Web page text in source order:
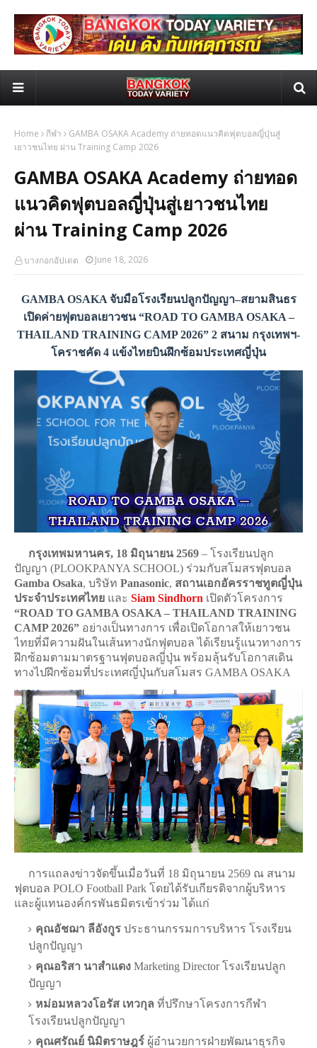
Home กีฬา
GAMBA OSAKA Academy ถ่ายทอดแนวคิดฟุตบอลญี่ปุ่นสู่
เยาวชนไทย ผ่าน Training Camp 2026
GAMBA OSAKA Academy ถ่ายทอด
แนวคิดฟุตบอลญี่ปุ่นสู่เยาวชนไทย
ผ่าน Training Camp 2026
บางกอกอัปเดต June 18, 2026
GAMBA OSAKA จับมือโรงเรียนปลูกปัญญา–สยามสินธร
เปิดค่ายฟุตบอลเยาวชน “ROAD TO GAMBA OSAKA –
THAILAND TRAINING CAMP 2026” 2 สนาม กรุงเทพฯ-
โคราชคัด 4 แข้งไทยบินฝึกซ้อมประเทศญี่ปุ่น
กรุงเทพมหานคร, 18 มิถุนายน 2569 – โรงเรียนปลูก
ปัญญา (PLOOKPANYA SCHOOL) ร่วมกับสโมสรฟุตบอล
Gamba Osaka, บริษัท Panasonic, สถานเอกอัครราชทูตญี่ปุ่น
ประจำประเทศไทย และ Siam Sindhorn เปิดตัวโครงการ
“ROAD TO GAMBA OSAKA – THAILAND TRAINING
CAMP 2026” อย่างเป็นทางการ เพื่อเปิดโอกาสให้เยาวชน
ไทยที่มีความฝันในเส้นทางนักฟุตบอล ได้เรียนรู้แนวทางการ
ฝึกซ้อมตามมาตรฐานฟุตบอลญี่ปุ่น พร้อมลุ้นรับโอกาสเดิน
ทางไปฝึกซ้อมที่ประเทศญี่ปุ่นกับสโมสร GAMBA OSAKA
การแถลงข่าวจัดขึ้นเมื่อวันที่ 18 มิถุนายน 2569 ณ​ สนาม
ฟุตบอล POLO Football Park​ โดยได้รับเกียรติจากผู้บริหาร
และผู้แทนองค์กรพันธมิตรเข้าร่วม ได้แก่
คุณอัชฌา ลีอังกูร ประธานกรรมการบริหาร โรงเรียน
ปลูกปัญญา
คุณอริสา นาสำแดง Marketing Director โรงเรียนปลูก
ปัญญา
หม่อมหลวงโอรัส เทวกุล ที่ปรึกษาโครงการกีฬา
โรงเรียนปลูกปัญญา
คุณศรัณย์ นิมิตราษฎร์ ผู้อำนวยการฝ่ายพัฒนาธุรกิจ